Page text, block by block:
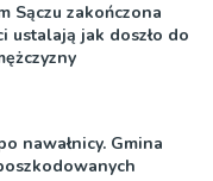
Sączu zakończona
ustalają jak doszło do
nawałnicy. Gmina